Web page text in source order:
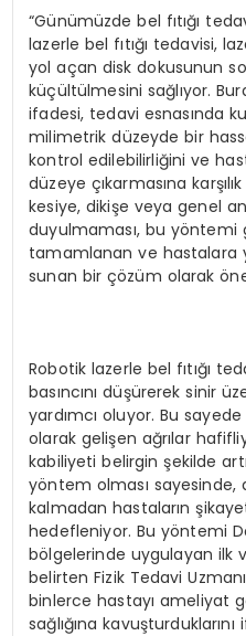
“Günümüzde bel fıtığı
lazerle bel fıtığı tedavisi,
yol açan disk dokusunun
küçültülmesini sağlıyor.
ifadesi, tedavi esnasında
milimetrik düzeyde bir
kontrol edilebilirliğini ve
düzeye çıkarmasına
kesiye, dikişe veya genel
duyulmaması, bu yöntemi
tamamlanan ve hastalara
sunan bir çözüm olarak öne
Robotik lazerle bel fıtığı
basıncını düşürerek sinir
yardımcı oluyor. Bu sayede
olarak gelişen ağrılar
kabiliyeti belirgin şekilde
yöntem olması sayesinde,
kalmadan hastaların
hedefleniyor. Bu yöntemi
bölgelerinde uygulayan ilk
belirten Fizik Tedavi
binlerce hastayı ameliyat
sağlığına